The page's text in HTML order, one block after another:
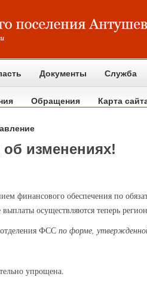
Документы Служба
Обращения Карта
изменениях!
финансового обеспечения по
осуществляются теперь
отделения ФСС по форме,
упрощена.